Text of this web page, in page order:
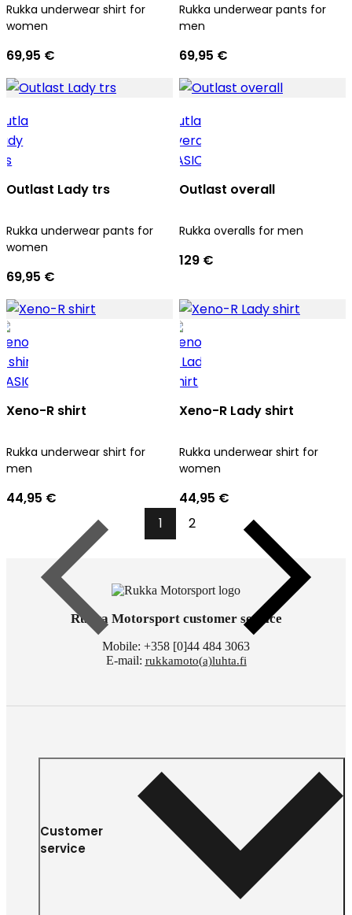
Rukka underwear shirt for
women
69,95 €
Rukka underwear pants for
men
69,95 €
Outlast Lady trs
Rukka underwear pants for
women
69,95 €
Outlast overall
Rukka overalls for men
129 €
Xeno-R shirt
Rukka underwear shirt for
men
44,95 €
Xeno-R Lady shirt
Rukka underwear shirt for
women
44,95 €
Previous
1 2
Next
Rukka Motorsport customer service
Mobile: +358 [0]44 484 3063
E-mail: rukkamoto(a)luhta.fi
Customer
service